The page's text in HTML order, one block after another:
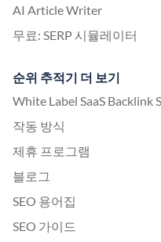
AI Article Writer
무료: SERP 시뮬레이터
순위 추적기 더 보기
White Label SaaS Backlink
작동 방식
제휴 프로그램
블로그
SEO 용어집
SEO 가이드